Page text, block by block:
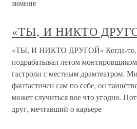
зимние
«ТЫ, И НИКТО
«ТЫ, И НИКТО ДРУГОЙ» Когда-то,
подрабатывал летом
гастроли с местным драмтеатром.
фантастичен сам по себе, он
может случиться вое что угодно.
друг, мечтавший о карьере